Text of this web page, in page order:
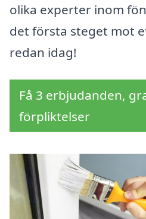
olika experter inom
det första steget mot
redan idag!
Få 3 erbjudanden,
förpliktelser